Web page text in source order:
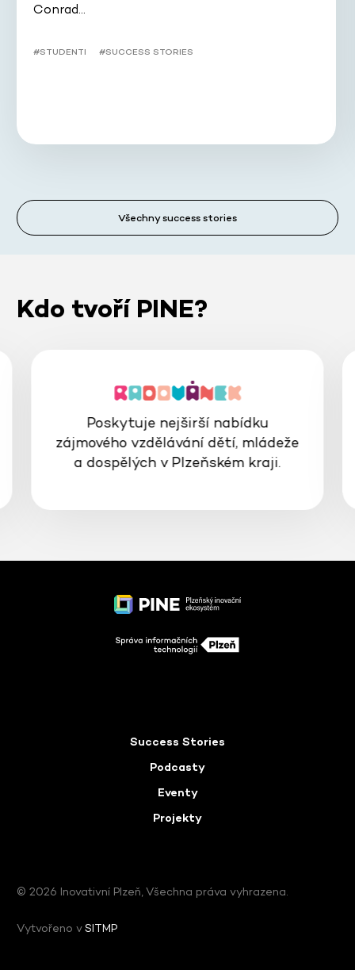
Conrad…
#STUDENTI #SUCCESS STORIES
Všechny success stories
Kdo tvoří PINE?
Poskytuje nejširší nabídku
zájmového vzdělávání dětí, mládeže
a dospělých v Plzeňském kraji.
Success Stories
Podcasty
Eventy
Projekty
© 2026 Inovativní Plzeň, Všechna práva vyhrazena.
Vytvořeno vSITMP